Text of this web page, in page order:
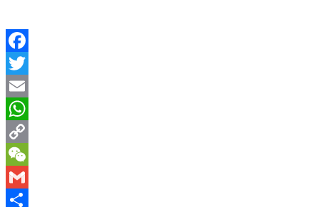
Facebook
Twitter
Email
WhatsApp
Copy
Link
WeChat
Gmail